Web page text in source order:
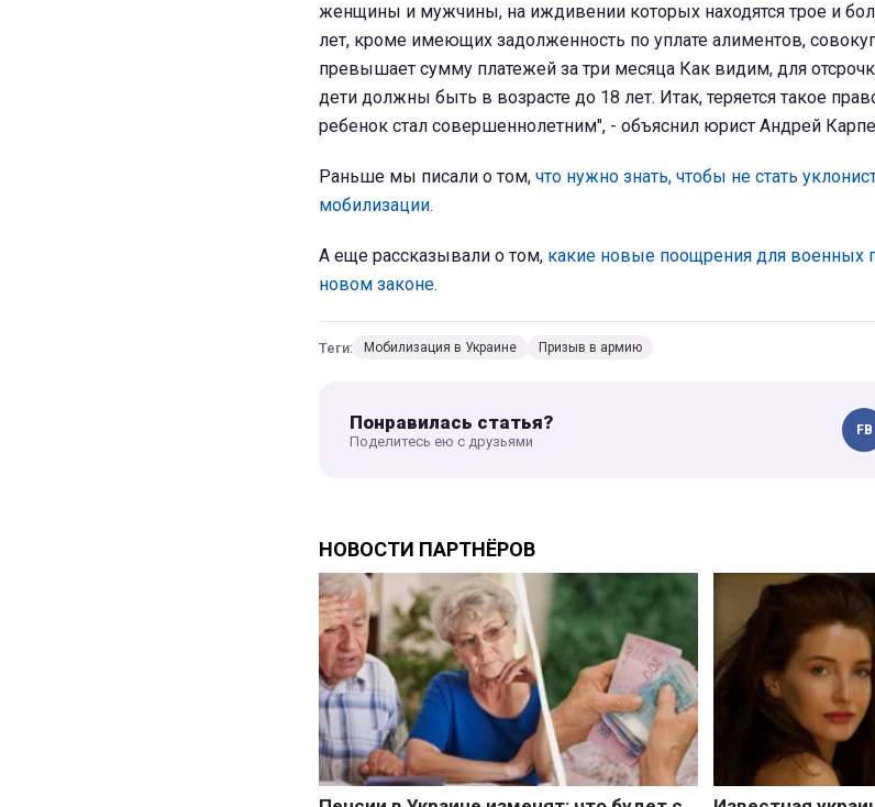
женщины и мужчины, на иждивении которых находятся трое и
лет, кроме имеющих задолженность по уплате алиментов,
превышает сумму платежей за три месяца Как видим, для
дети должны быть в возрасте до 18 лет. Итак, теряется такое
ребенок стал совершеннолетним", - объяснил юрист Андрей
Раньше мы писали о том, что нужно знать, чтобы не стать
мобилизации.
А еще рассказывали о том, какие новые поощрения для военных
новом законе.
Теги: Мобилизация в Украине Призыв в армию
Понравилась статья?
Поделитесь ею с друзьями
FB